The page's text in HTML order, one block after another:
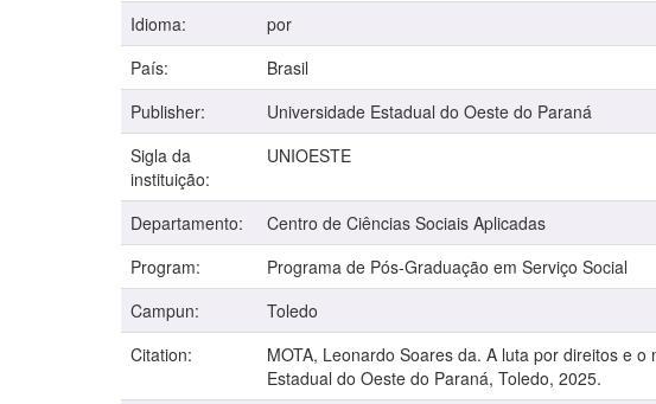
Idioma:
por
País:
Brasil
Publisher:
Universidade Estadual do Oeste do Paraná
Sigla da
instituição:
UNIOESTE
Departamento:
Centro de Ciências Sociais Aplicadas
Program:
Programa de Pós-Graduação em Serviço Social
Campun:
Toledo
Citation:
MOTA, Leonardo Soares da. A luta por direitos e
Estadual do Oeste do Paraná, Toledo, 2025.